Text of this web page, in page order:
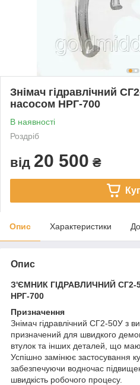
Знімач гідравлічний
насосом НРГ-700
В наявності
Роздріб
від 20 500 ₴
Опис Характеристики
Опис
З'ЄМНИК ГІДРАВЛИЧНИЙ
НРГ-700
Призначення
Знімач гідравлічний СГ2-50У з
призначений для швидкого
втулок та інших деталей, що
Успішно замінює застосування
забезпечуючи водночас
швидкість робочого процесу.